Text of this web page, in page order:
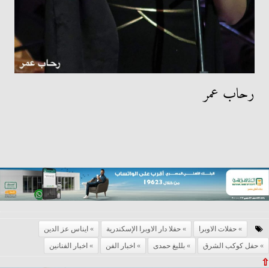
رحاب عمر
حفلات الاوبرا حفلا دار الاوبرا الإسكندرية
ايناس عز الدين
حفل كوكب الشرق
بلليغ حمدى اخبار الفن اخبار الفنانين
⇧